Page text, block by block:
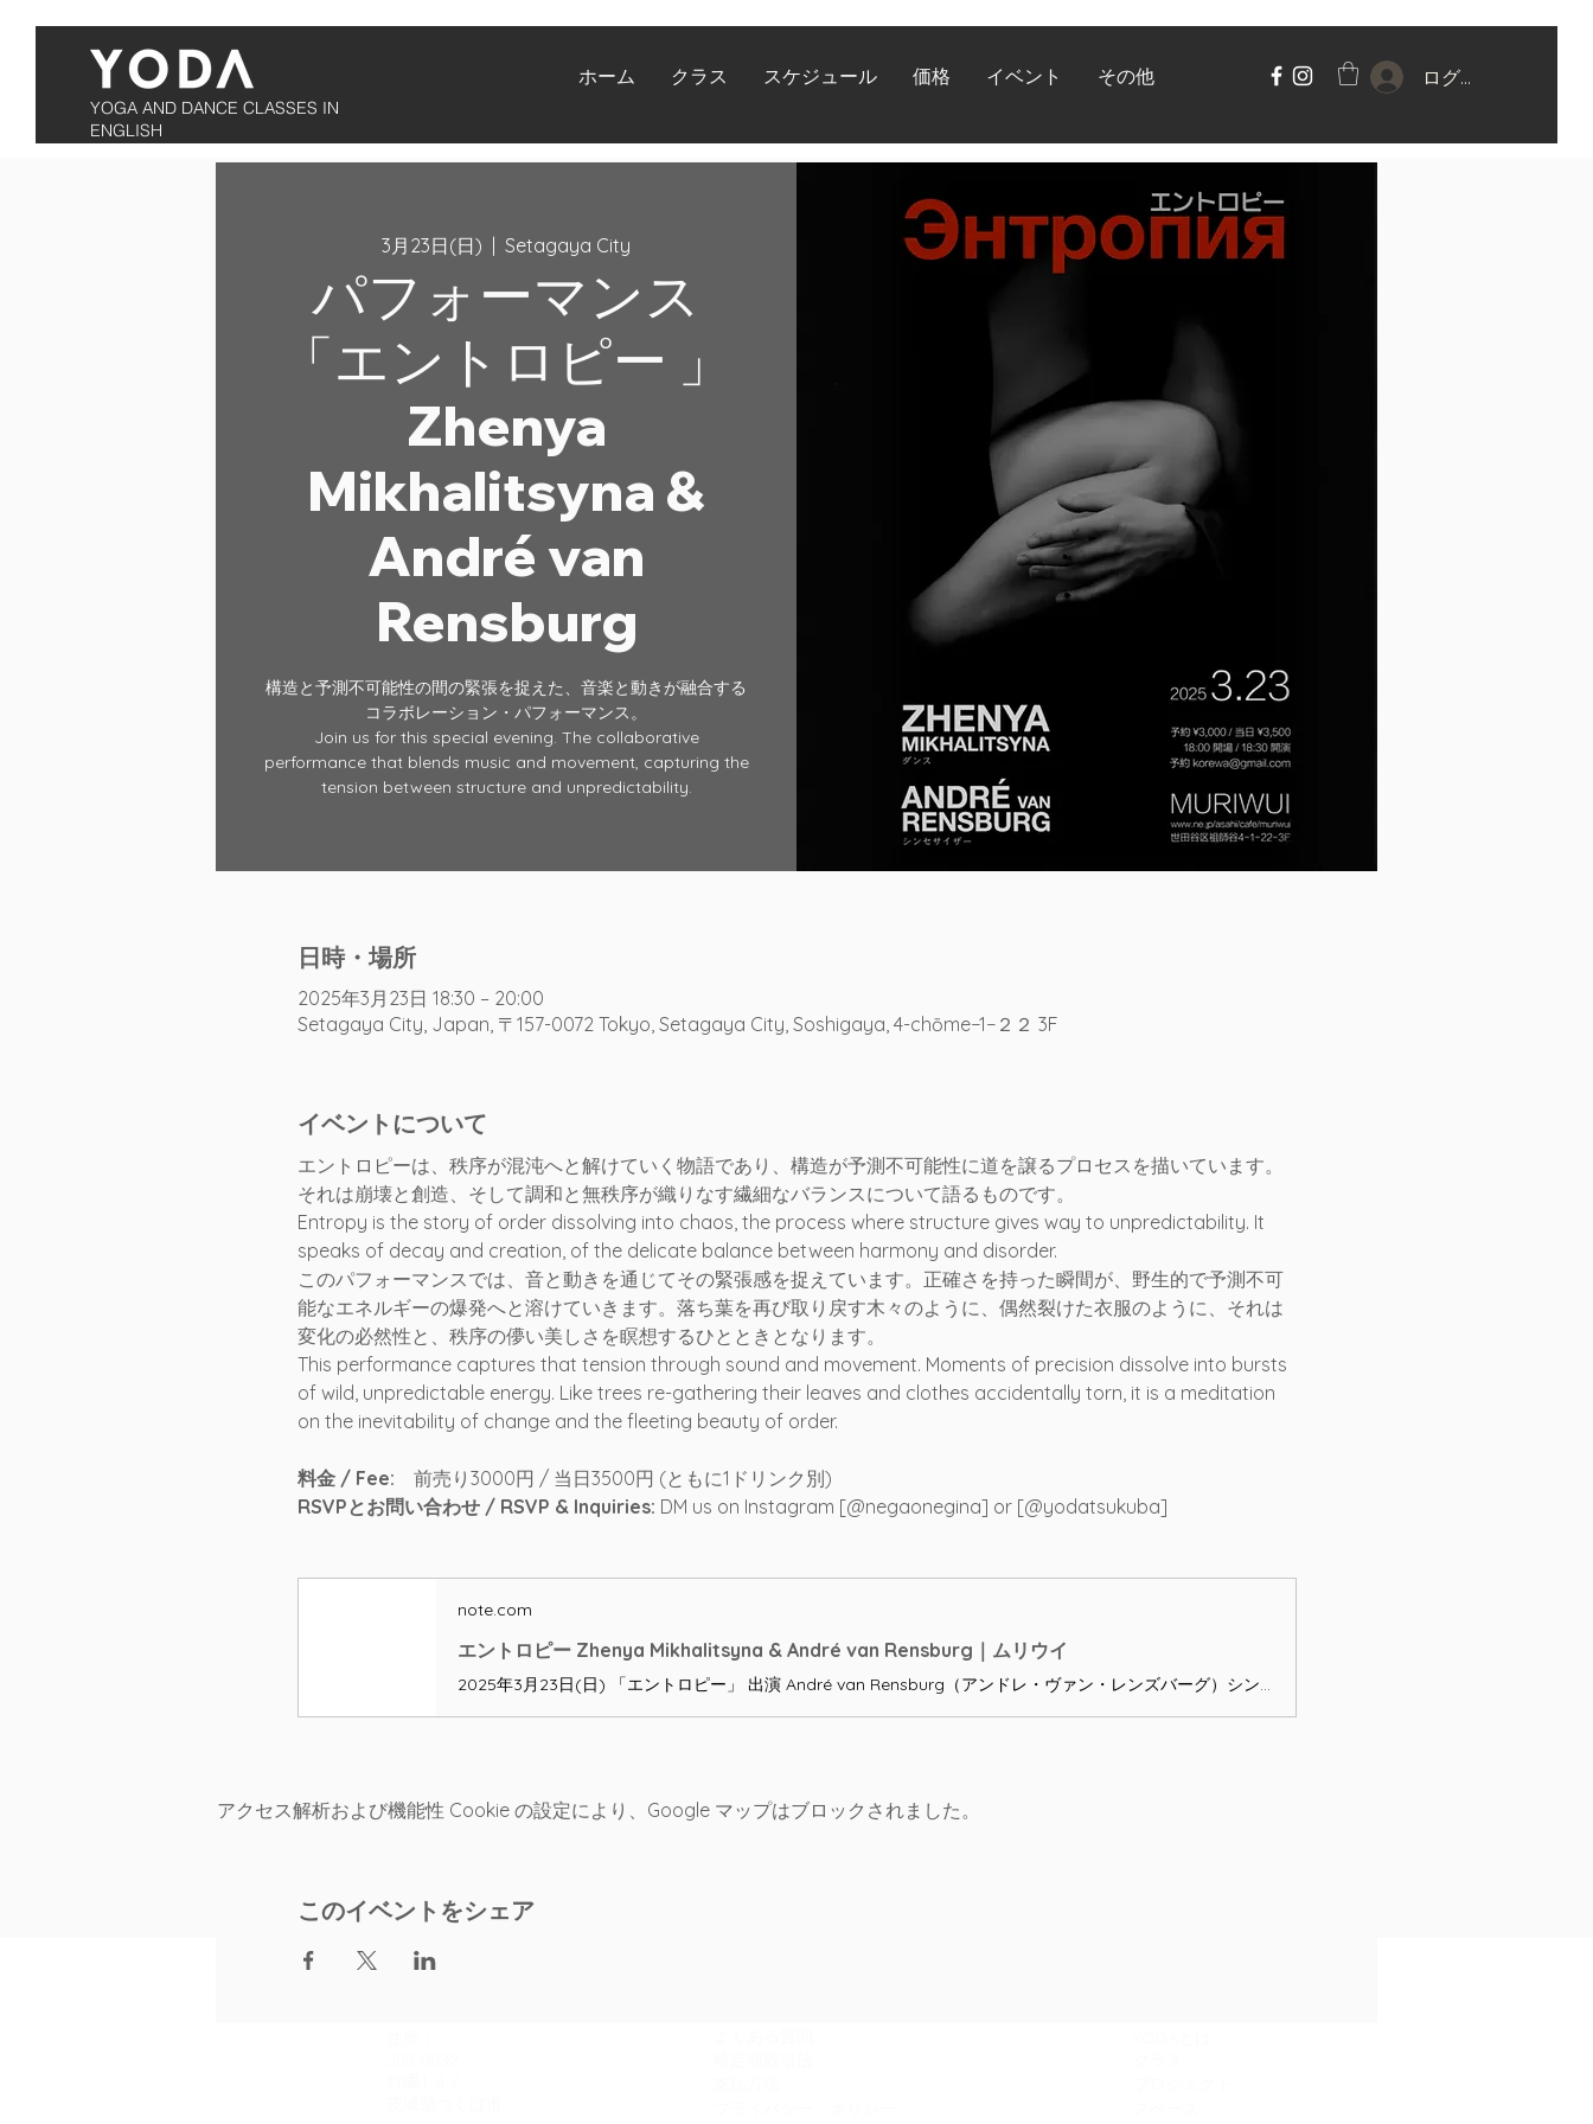
YOGA AND DANCE CLASSES IN
ENGLISH
ホーム クラス スケジュール 価格 イベント その他 ログイン
3月23日(日) Setagaya City
パフォーマンス
「エントロピー 」
Zhenya
Mikhalitsyna &
André van
Rensburg
構造と予測不可能性の間の緊張を捉えた、音楽と動きが融合する
コラボレーション・パフォーマンス。
Join us for this special evening. The collaborative
performance that blends music and movement, capturing the
tension between structure and unpredictability.
日時・場所
2025年3月23日 18:30 – 20:00
Setagaya City, Japan, 〒157-0072 Tokyo, Setagaya City, Soshigaya, 4-chōme−1−２２ 3F
イベントについて
エントロピーは、秩序が混沌へと解けていく物語であり、構造が予測不可能性に道を譲るプロセスを描いています。
それは崩壊と創造、そして調和と無秩序が織りなす繊細なバランスについて語るものです。
Entropy is the story of order dissolving into chaos, the process where structure gives way to unpredictability. It
speaks of decay and creation, of the delicate balance between harmony and disorder.
このパフォーマンスでは、音と動きを通じてその緊張感を捉えています。正確さを持った瞬間が、野生的で予測不可
能なエネルギーの爆発へと溶けていきます。落ち葉を再び取り戻す木々のように、偶然裂けた衣服のように、それは
変化の必然性と、秩序の儚い美しさを瞑想するひとときとなります。
This performance captures that tension through sound and movement. Moments of precision dissolve into bursts
of wild, unpredictable energy. Like trees re-gathering their leaves and clothes accidentally torn, it is a meditation
on the inevitability of change and the fleeting beauty of order.
料金 / Fee: 前売り3000円 / 当日3500円 (ともに1ドリンク別)
RSVPとお問い合わせ / RSVP & Inquiries: DM us on Instagram [@negaonegina] or [@yodatsukuba]
note.com
エントロピー Zhenya Mikhalitsyna & André van Rensburg｜ムリウイ
2025年3月23日(日) 「エントロピー」 出演 André van Rensburg（アンドレ・ヴァン・レンズバーグ）シンセサイザー Zhenya Mikhalitsyna（ゼニャ・ミハリツィナ）ダンス 時間 開場6:00pm 開演6:30pm 料金 前売り3000円 / 当日3500円 (ともに1ドリンク別) 場所 ムリウイ 予約 korewa@gmail.com エントロピー エントロピーは、秩序が混沌へと解けていく物語であり、構造が予測不可能性に道を譲るプロセスを描いています。それは崩壊と創造、そして調和と無秩序が織りなす繊細なバランスについて語るものです。
アクセス解析および機能性 Cookie の設定により、Google マップはブロックされました。
このイベントをシェア